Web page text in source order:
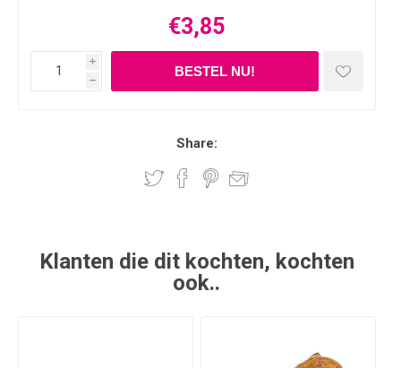
€3,85
i
h
Share:
Klanten die dit kochten, kochten
ook..